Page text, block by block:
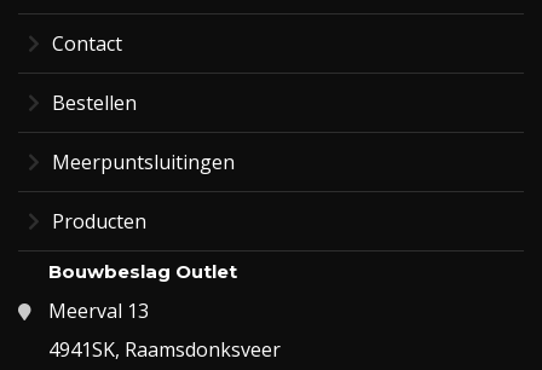
Contact
Bestellen
Meerpuntsluitingen
Producten
Bouwbeslag Outlet
Meerval 13
4941SK, Raamsdonksveer